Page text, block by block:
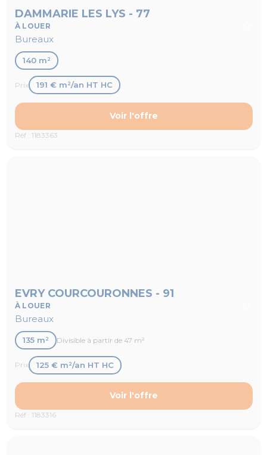
DAMMARIE LES LYS - 77
À LOUER
Bureaux
140 m²
Prix 191 € m²/an HT HC
Réf : 1183363
Voir l'offre
EVRY COURCOURONNES - 91
À LOUER
Bureaux
135 m² Divisible à partir de 47 m²
Prix 125 € m²/an HT HC
Réf : 1183316
Voir l'offre